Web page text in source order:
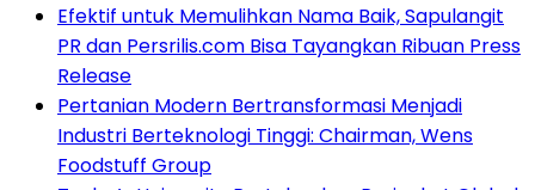
Efektif untuk Memulihkan Nama Baik, Sapulangit
PR dan Persrilis.com Bisa Tayangkan Ribuan Press
Release
Pertanian Modern Bertransformasi Menjadi
Industri Berteknologi Tinggi: Chairman, Wens
Foodstuff Group